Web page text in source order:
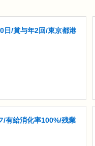
日/賞与年2回/東京都港
/有給消化率100%/残業